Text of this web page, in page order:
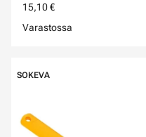
15,10 €
Varastossa
SOKEVA